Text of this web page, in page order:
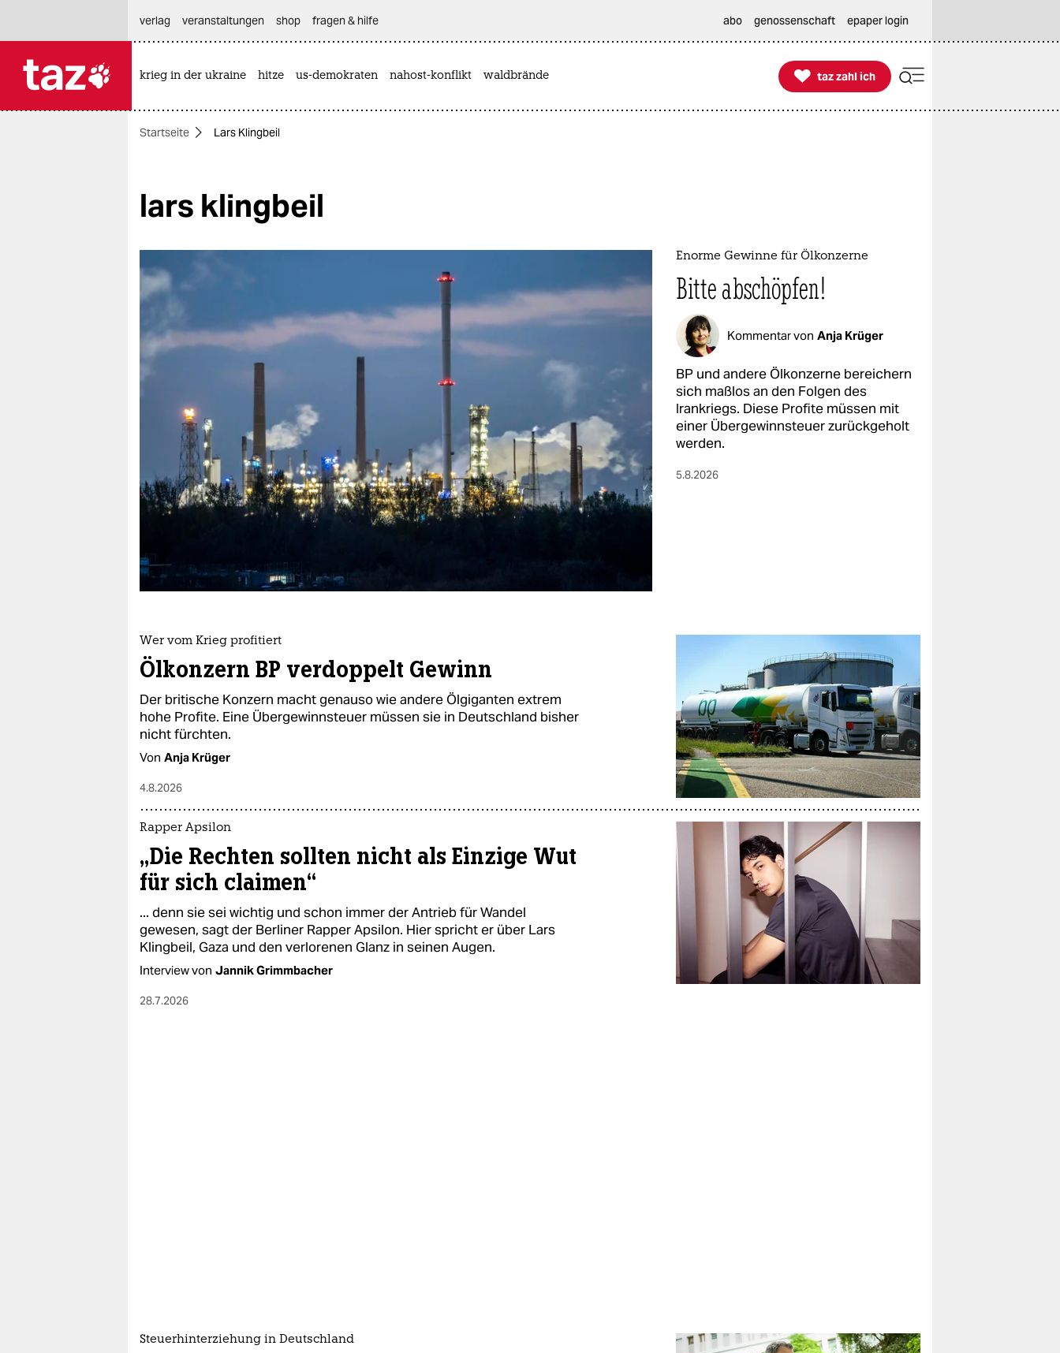
themen
öko
gesellschaft
kultur
sport
berlin
wahrheit
verlag
verlag
shop
fragen & hilfe
abo
genossenschaft
epaper login
verlag
veranstaltungen shop fragen & hilfe abo genossenschaft epaper login
krieg in der ukraine hitze us-demokraten nahost-konflikt waldbrände 
taz zahl ich
taz zahl ich
Startseite Lars Klingbeil
lars klingbeil
Enorme Gewinne für Ölkonzerne
Bitte abschöpfen!
Kommentar von Anja Krüger
BP und andere Ölkonzerne bereichern
sich maßlos an den Folgen des
Irankriegs. Diese Profite müssen mit
einer Übergewinnsteuer zurückgeholt
werden.
5.8.2026
Wer vom Krieg profitiert
Ölkonzern BP verdoppelt Gewinn
Der britische Konzern macht genauso wie andere Ölgiganten extrem
hohe Profite. Eine Übergewinnsteuer müssen sie in Deutschland bisher
nicht fürchten.
Von Anja Krüger
4.8.2026
Rapper Apsilon
„Die Rechten sollten nicht als Einzige Wut
für sich claimen“
... denn sie sei wichtig und schon immer der Antrieb für Wandel
gewesen, sagt der Berliner Rapper Apsilon. Hier spricht er über Lars
Klingbeil, Gaza und den verlorenen Glanz in seinen Augen.
Interview von Jannik Grimmbacher
28.7.2026
Steuerhinterziehung in Deutschland